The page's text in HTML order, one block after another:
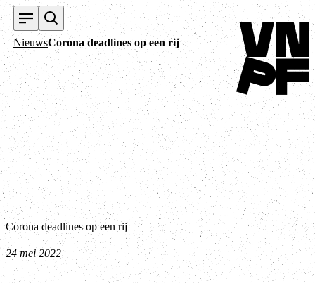
NieuwsCorona deadlines op een rij
Terug naar
Corona deadlines op een rij
24 mei 2022